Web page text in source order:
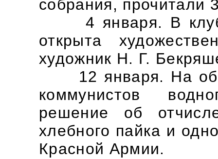
собрания, прочитали
4 января. В
открыта
художник Н. Г.
12 января. На
коммунистов
решение об
хлебного пайка и
Красной Армии.